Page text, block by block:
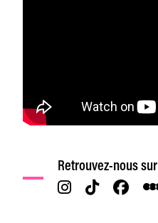
Retrouvez-nous sur